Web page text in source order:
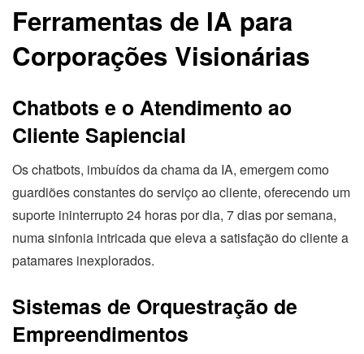
Ferramentas de IA para
Corporações Visionárias
Chatbots e o Atendimento ao
Cliente Sapiencial
Os chatbots, imbuídos da chama da IA, emergem como
guardiões constantes do serviço ao cliente, oferecendo um
suporte ininterrupto 24 horas por dia, 7 dias por semana,
numa sinfonia intricada que eleva a satisfação do cliente a
patamares inexplorados.
Sistemas de Orquestração de
Empreendimentos